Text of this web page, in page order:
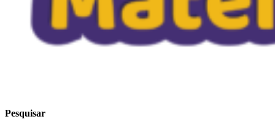
Pesquisar